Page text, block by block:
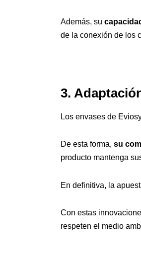
Además, su
de la conexión de los
3.
Los envases de
De esta forma, su
producto mantenga
En definitiva, la
Con estas
respeten el medio